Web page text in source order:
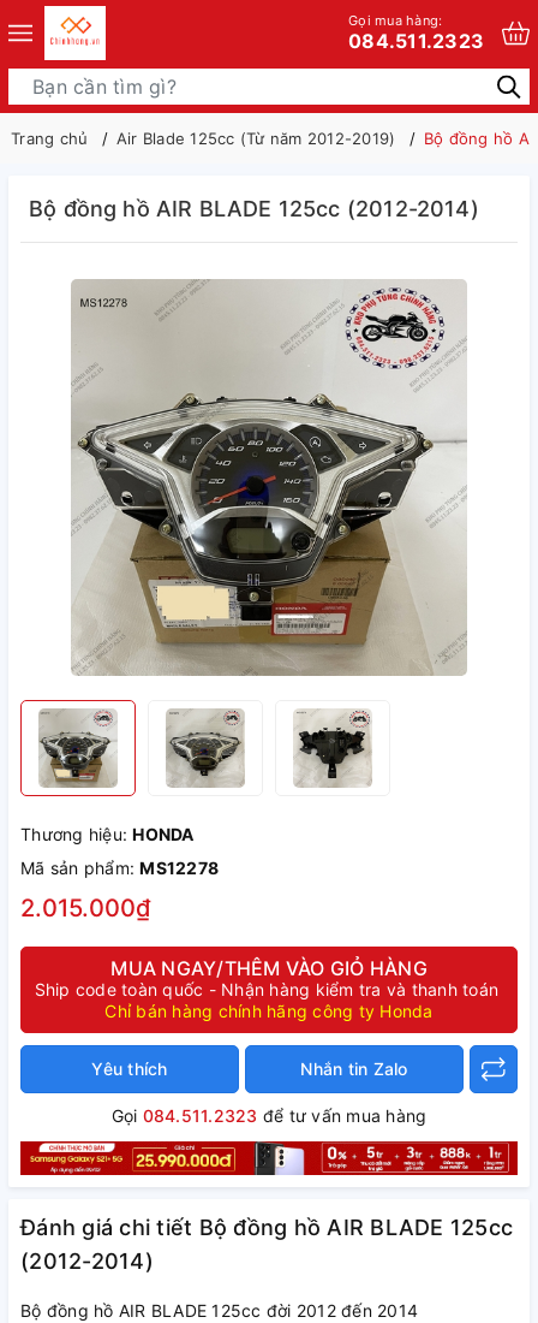
Gọi mua hàng:
084.511.2323
Trang chủ Air Blade 125cc (Từ năm 2012-2019) Bộ đồng hồ
Bộ đồng hồ AIR BLADE 125cc (2012-2014)
Thương hiệu:HONDA
Mã sản phẩm:MS12278
2.015.000₫
MUA NGAY/THÊM VÀO GIỎ HÀNG
Ship code toàn quốc - Nhận hàng kiểm tra và thanh toán
Chỉ bán hàng chính hãng công ty Honda
Yêu thích Nhắn tin Zalo
Gọi 084.511.2323 để tư vấn mua hàng
Đánh giá chi tiết Bộ đồng hồ AIR BLADE 125cc
(2012-2014)
Bộ đồng hồ AIR BLADE 125cc đời 2012 đến 2014